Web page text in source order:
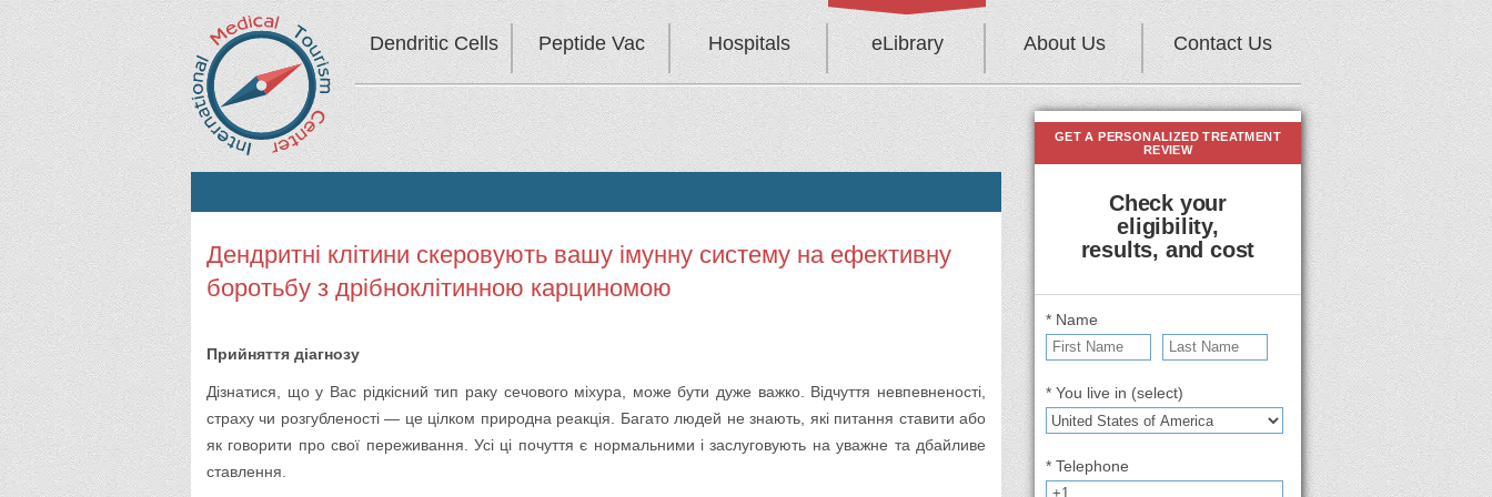
Dendritic Cells Peptide Vac Hospitals eLibrary About Us Contact Us
Дендритні клітини скеровують вашу імунну систему на ефективну
боротьбу з дрібноклітинною карциномою
Прийняття діагнозу
Дізнатися, що у Вас рідкісний тип раку сечового міхура, може бути дуже важко. Відчуття невпевненості,
страху чи розгубленості — це цілком природна реакція. Багато людей не знають, які питання ставити або
як говорити про свої переживання. Усі ці почуття є нормальними і заслуговують на уважне та дбайливе
ставлення.
GET A PERSONALIZED TREATMENT
REVIEW
Check your
eligibility,
results, and cost
* Name
* You live in (select)
* Telephone